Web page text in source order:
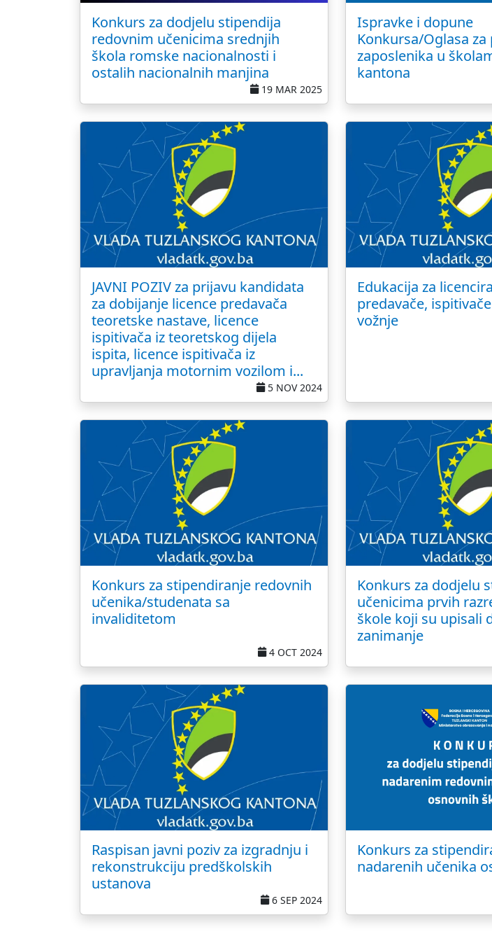
Konkurs za dodjelu stipendija
redovnim učenicima srednjih
škola romske nacionalnosti i
ostalih nacionalnih manjina
19 MAR 2025
Ispravke i dopune
Konkursa/Oglasa za
zaposlenika u
kantona
JAVNI POZIV za prijavu kandidata
za dobijanje licence predavača
teoretske nastave, licence
ispitivača iz teoretskog dijela
ispita, licence ispitivača iz
upravljanja motornim vozilom i...
5 NOV 2024
Edukacija za
predavače,
vožnje
Konkurs za stipendiranje redovnih
učenika/studenata sa
invaliditetom
4 OCT 2024
Konkurs za dodjelu
učenicima prvih
škole koji su upisali
zanimanje
Raspisan javni poziv za izgradnju i
rekonstrukciju predškolskih
ustanova
6 SEP 2024
Konkurs za
nadarenih učenika